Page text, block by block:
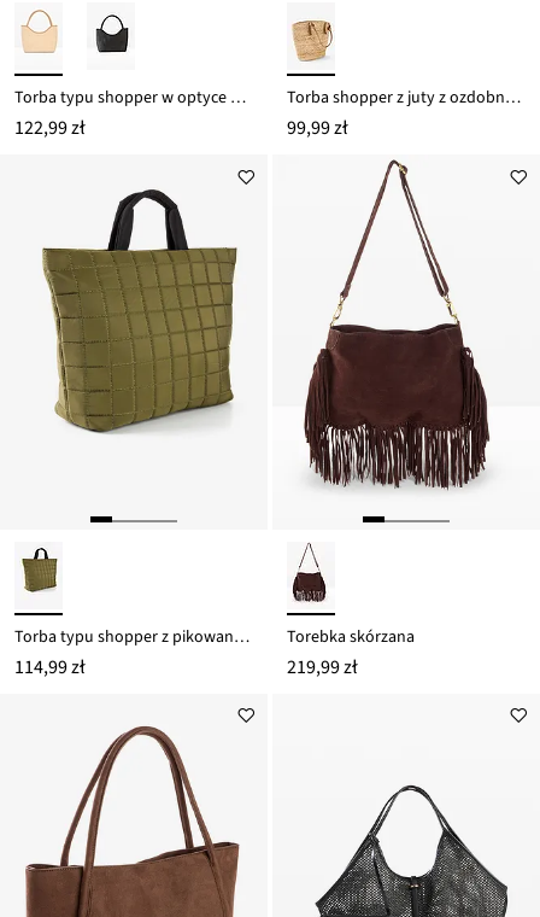
Torba typu shopper w optyce plecionki
122,99 zł
Torba shopper z juty z ozdobnymi supełkami
99,99 zł
Torba typu shopper z pikowanego materiału
114,99 zł
Torebka skórzana
219,99 zł